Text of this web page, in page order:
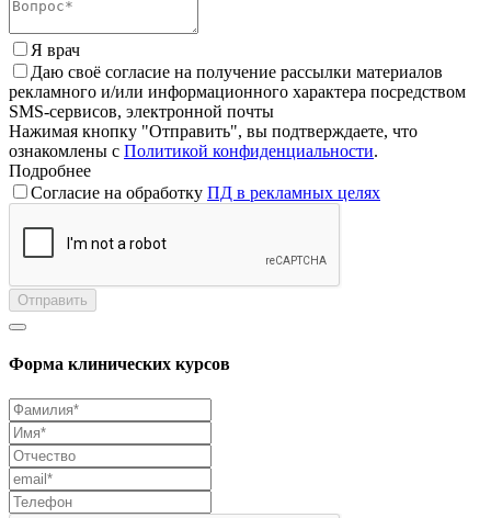
Я врач
Даю своё согласие на получение рассылки материалов
рекламного и/или информационного характера посредством
SMS-сервисов, электронной почты
Нажимая кнопку "Отправить", вы подтверждаете, что
ознакомлены с Политикой конфиденциальности.
Подробнее
Согласие на обработку ПД в рекламных целях
Отправить
Форма клинических курсов